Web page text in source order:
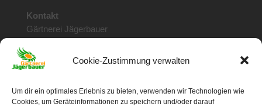
Cookie-Zustimmung verwalten
Um dir ein optimales Erlebnis zu bieten, verwenden wir Technologien wie
Cookies, um Geräteinformationen zu speichern und/oder darauf
Kontakt
Gärtnerei Jägerbauer
6020 Innsbruck / Tirol
Telefon: 0512 / 28 57 78